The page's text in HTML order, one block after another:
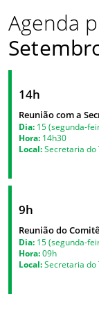
Agenda
14h
Reunião com a
Dia: 15 (segunda-
Hora: 14h30
Local:Secretaria do
9h
Reunião do
Dia: 15 (segunda-
Hora:09h
Local:Secretaria do